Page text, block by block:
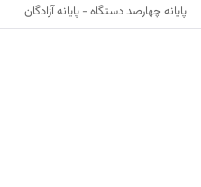
پایانه چهارصد دستگاه - پایانه آزادگان